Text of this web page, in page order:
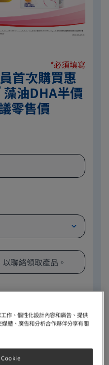
*必須填寫
首次購買惠
藻油DHA半價
零售價
作、個性化設計內容和廣告、提供
體、廣告和分析合作夥伴分享有關
Cookie